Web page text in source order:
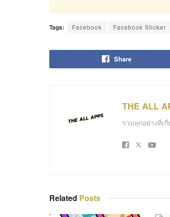
Tags: Facebook Facebook Sticker
Share
THE ALL
รวมทุกอย่างที่เ
Related Posts